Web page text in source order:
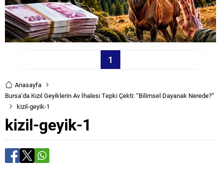
1
Anasayfa
Bursa’da Kızıl Geyiklerin Av İhalesi Tepki Çekti: “Bilimsel Dayanak Nerede?”
kizil-geyik-1
kizil-geyik-1